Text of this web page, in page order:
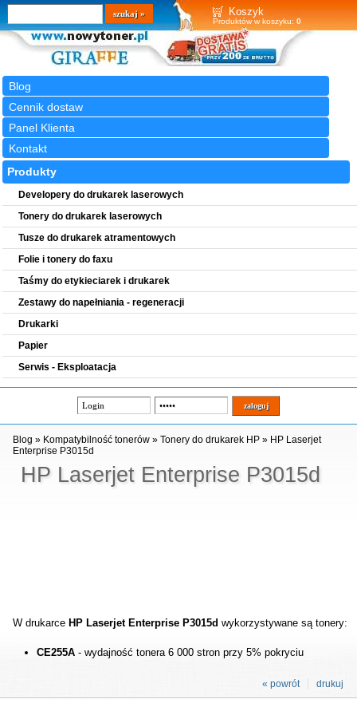
Koszyk
Produktów w koszyku: 0
Blog
Cennik dostaw
Panel Klienta
Kontakt
Wyszukiwarka
szukaj
Produkty
Developery do drukarek laserowych
Tonery do drukarek laserowych
Tusze do drukarek atramentowych
Folie i tonery do faxu
Taśmy do etykieciarek i drukarek
Zestawy do napełniania - regeneracji
Drukarki
Papier
Serwis - Eksploatacja
HP Laserjet Enterprise P3015d
Blog » Kompatybilność tonerów »Tonery do drukarek HP » HP Laserjet
Enterprise P3015d
W drukarce HP Laserjet Enterprise P3015d wykorzystywane są tonery:
CE255A - wydajność tonera 6 000 stron przy 5% pokryciu
drukuj
« powrót